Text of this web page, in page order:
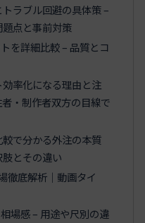
ラブル回避の具体策 –
点と事前対策
を詳細比較 – 品質とコ
率化になる理由と注
・制作者双方の目線で
で分かる外注の本質
とその違い
徹底解析｜動画タイ
場感 – 用途や尺別の違